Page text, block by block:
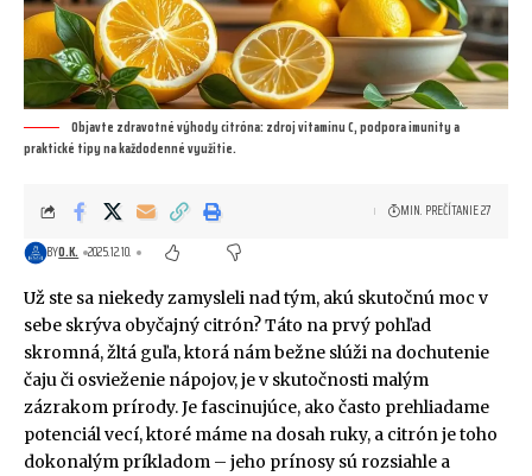
Objavte zdravotné výhody citróna: zdroj vitamínu C, podpora imunity a
praktické tipy na každodenné využitie.
BYO.K. 2025.12.10.
MIN. PREČÍTANIE 27
Už ste sa niekedy zamysleli nad tým, akú skutočnú moc v
sebe skrýva obyčajný citrón? Táto na prvý pohľad
skromná, žltá guľa, ktorá nám bežne slúži na dochutenie
čaju či osvieženie nápojov, je v skutočnosti malým
zázrakom prírody. Je fascinujúce, ako často prehliadame
potenciál vecí, ktoré máme na dosah ruky, a citrón je toho
dokonalým príkladom – jeho prínosy sú rozsiahle a